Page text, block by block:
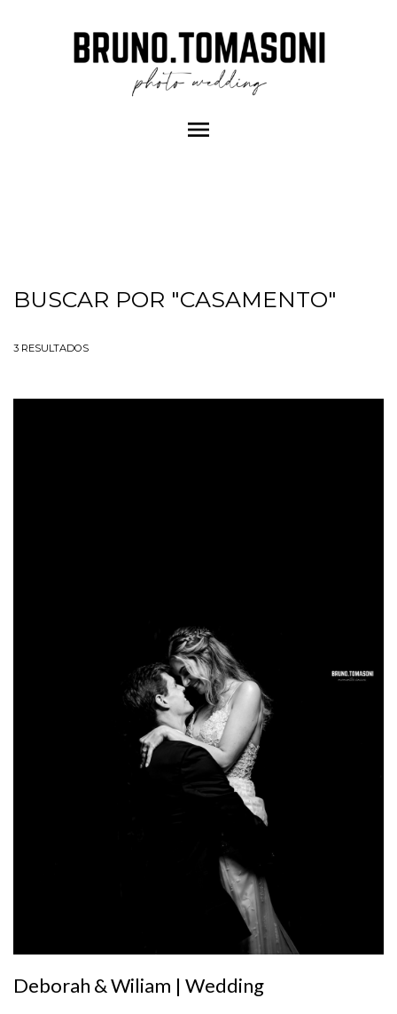
menu
BUSCAR POR "CASAMENTO"
3 RESULTADOS
Deborah & Wiliam | Wedding